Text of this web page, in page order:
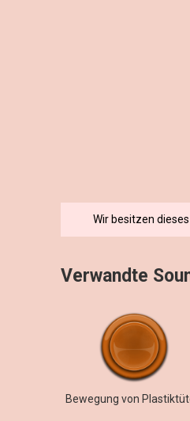
Wir besitzen
Verwandte
Bewegung von